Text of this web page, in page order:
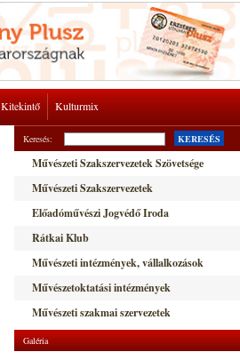
Kitekintő Kulturmix
Keresés: KERESÉS
Művészeti Szakszervezetek Szövetsége
Művészeti Szakszervezetek
Előadóművészi Jogvédő Iroda
Rátkai Klub
Művészeti intézmények, vállalkozások
Művészetoktatási intézmények
Művészeti szakmai szervezetek
Galéria